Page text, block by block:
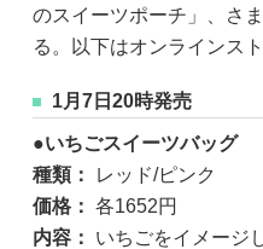
のスイーツポーチ」、さ
る。以下はオンラインス
1月7日20時発売
いちごスイーツバッグ
種類：
レッド/ピンク
価格： 各1652円
内容： いちごをイメージ